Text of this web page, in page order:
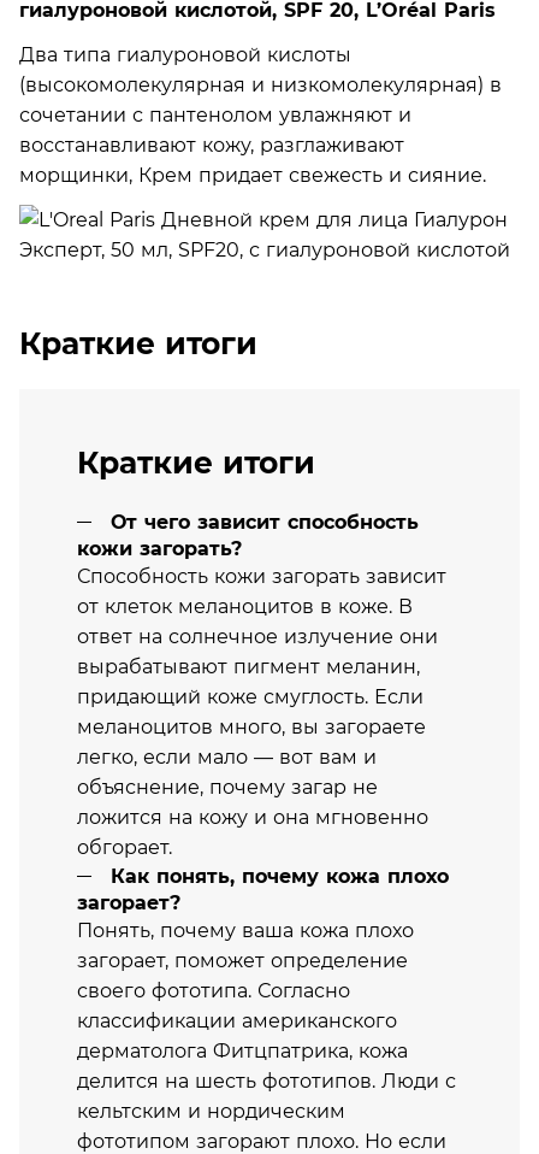
гиалуроновой кислотой, SPF 20, L’Oréal Paris
Два типа гиалуроновой кислоты
(высокомолекулярная и низкомолекулярная) в
сочетании с пантенолом увлажняют и
восстанавливают кожу, разглаживают
морщинки, Крем придает свежесть и сияние.
Краткие итоги
Краткие итоги
От чего зависит способность
кожи загорать?
Способность кожи загорать зависит
от клеток меланоцитов в коже. В
ответ на солнечное излучение они
вырабатывают пигмент меланин,
придающий коже смуглость. Если
меланоцитов много, вы загораете
легко, если мало — вот вам и
объяснение, почему загар не
ложится на кожу и она мгновенно
обгорает.
Как понять, почему кожа плохо
загорает?
Понять, почему ваша кожа плохо
загорает, поможет определение
своего фототипа. Согласно
классификации американского
дерматолога Фитцпатрика, кожа
делится на шесть фототипов. Люди с
кельтским и нордическим
фототипом загорают плохо. Но если